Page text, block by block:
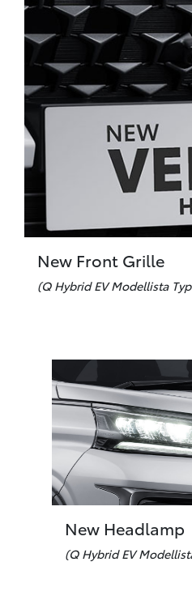
New Front Grille
(Q Hybrid EV Modellista
New Headlamp
(Q Hybrid EV